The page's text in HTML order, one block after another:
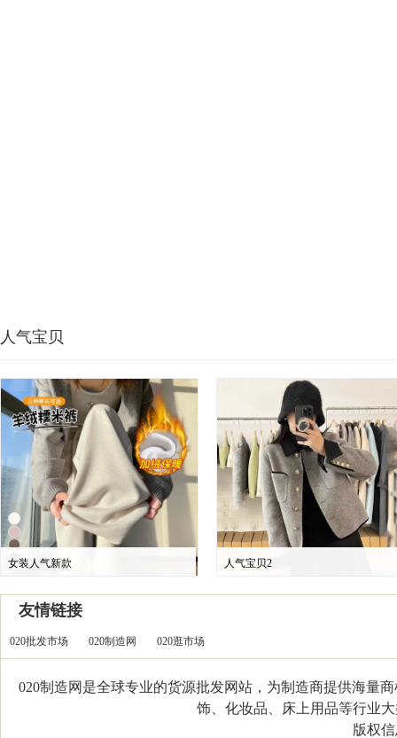
人气宝贝
女装人气新款 人气宝贝2
友情链接
020批发市场 020制造网 020逛市场
020制造网是全球专业的货源批发网站，为制造商提供海量
饰、化妆品、床上用品等行业
版权信